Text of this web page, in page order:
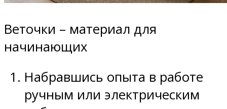
Веточки – материал для
начинающих
Набравшись опыта в работе
ручным или электрическим